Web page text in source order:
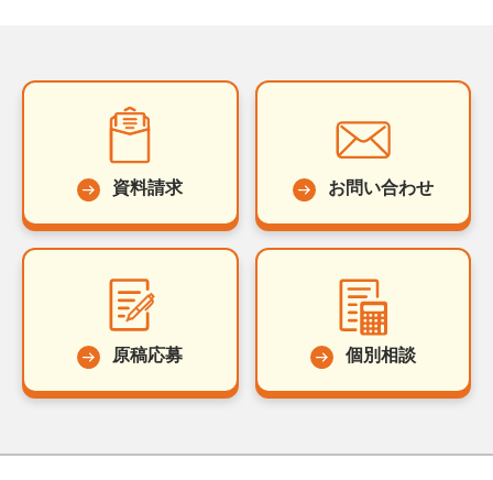
資料請求 お問い合わせ
原稿応募 個別相談